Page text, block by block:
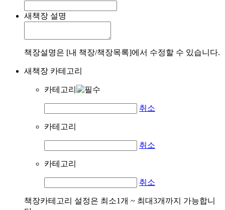
새책장 설명
책장설명은 [내 책장/책장목록]에서 수정할 수 있습니다.
새책장 카테고리
카테고리
취소
카테고리
취소
카테고리
취소
책장카테고리 설정은 최소1개 ~ 최대3개까지 가능합니